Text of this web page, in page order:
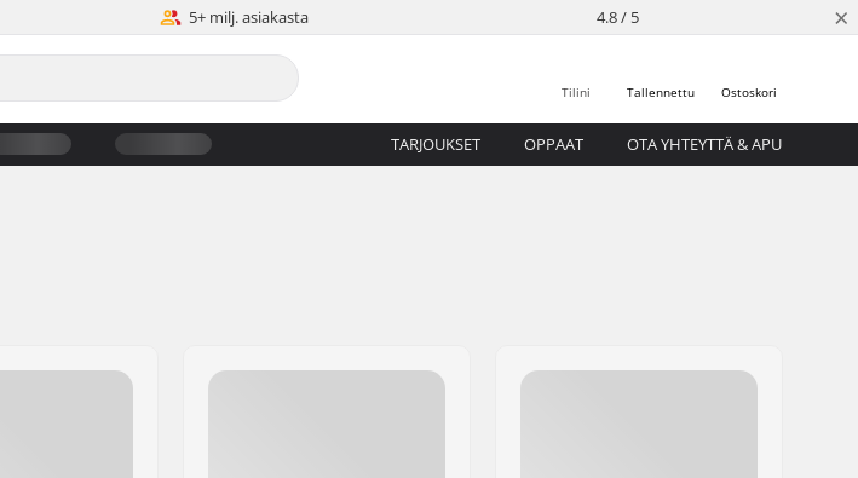
5+ milj. asiakasta 4.8 / 5 ×
Ostoskori
Tallennettu
Tilini
TARJOUKSET OPPAAT OTA YHTEYTTÄ & APU